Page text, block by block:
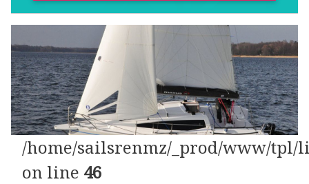
/home/sailsrenmz/_prod/www/tpl/
on line 46